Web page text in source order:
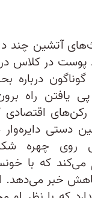
آتشین چند
پوست در کلاس
درباره‌
یافتن راه‌
رکن‌های اقتصادی
دستی
روی چهره
می‌کند که با
خبر می‌دهد.